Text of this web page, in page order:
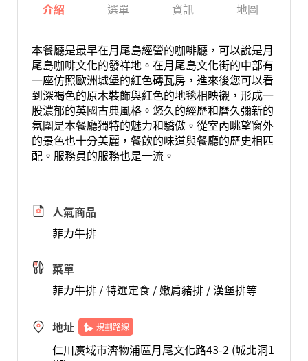
介紹 選單 資訊 地圖
本餐廳是最早在月尾島經營的咖啡廳，可以說是月
尾島咖啡文化的發祥地。在月尾島文化街的中部有
一座仿照歐洲城堡的紅色磚瓦房，進來後您可以看
到深褐色的原木裝飾與紅色的地毯相映襯，形成一
股濃郁的英國古典風格。悠久的經歷和曆久彌新的
氛圍是本餐廳獨特的魅力和驕傲。從室內眺望窗外
的景色也十分美麗，餐飲的味道與餐廳的歷史相匹
配。服務員的服務也是一流。
人氣商品
菲力牛排
菜單
菲力牛排 / 特選定食 / 嫩肩豬排 / 漢堡排等
地址 規劃路線
仁川廣域市濟物浦區月尾文化路43-2 (城北洞1